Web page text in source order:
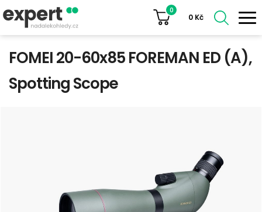
0
0 Kč
FOMEI 20-60x85 FOREMAN ED (A),
Spotting Scope